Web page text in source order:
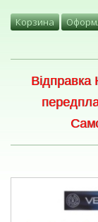
Корзина